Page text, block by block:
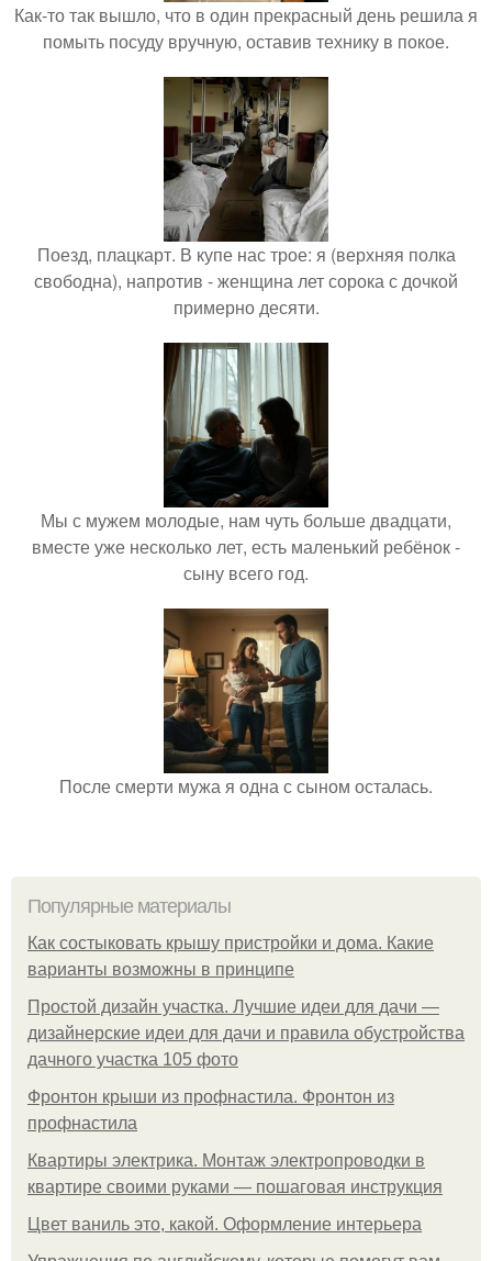
Как-то так вышло, что в один прекрасный день решила я
помыть посуду вручную, оставив технику в покое.
Поезд, плацкарт. В купе нас трое: я (верхняя полка
свободна), напротив - женщина лет сорока с дочкой
примерно десяти.
Мы с мужем молодые, нам чуть больше двадцати,
вместе уже несколько лет, есть маленький ребёнок -
сыну всего год.
После смерти мужа я одна с сыном осталась.
Популярные материалы
Как состыковать крышу пристройки и дома. Какие
варианты возможны в принципе
Простой дизайн участка. Лучшие идеи для дачи —
дизайнерские идеи для дачи и правила обустройства
дачного участка 105 фото
Фронтон крыши из профнастила. Фронтон из
профнастила
Квартиры электрика. Монтаж электропроводки в
квартире своими руками — пошаговая инструкция
Цвет ваниль это, какой. Оформление интерьера